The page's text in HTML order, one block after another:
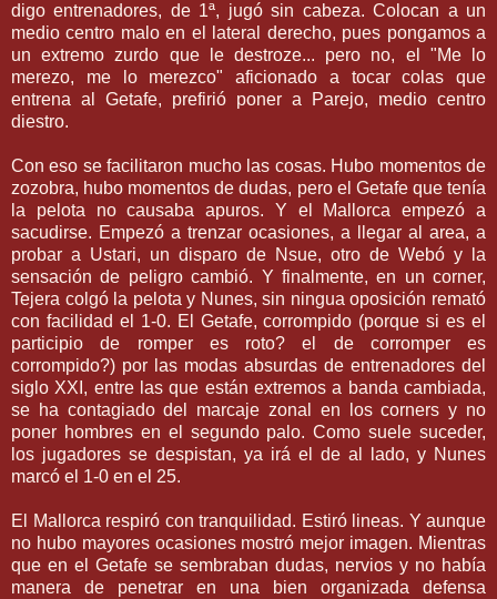
digo entrenadores, de 1ª, jugó sin cabeza. Colocan a un
medio centro malo en el lateral derecho, pues pongamos a
un extremo zurdo que le destroze... pero no, el "Me lo
merezo, me lo merezco" aficionado a tocar colas que
entrena al Getafe, prefirió poner a Parejo, medio centro
diestro.
Con eso se facilitaron mucho las cosas. Hubo momentos de
zozobra, hubo momentos de dudas, pero el Getafe que tenía
la pelota no causaba apuros. Y el Mallorca empezó a
sacudirse. Empezó a trenzar ocasiones, a llegar al area, a
probar a Ustari, un disparo de Nsue, otro de Webó y la
sensación de peligro cambió. Y finalmente, en un corner,
Tejera colgó la pelota y Nunes, sin ningua oposición remató
con facilidad el 1-0. El Getafe, corrompido (porque si es el
participio de romper es roto? el de corromper es
corrompido?) por las modas absurdas de entrenadores del
siglo XXI, entre las que están extremos a banda cambiada,
se ha contagiado del marcaje zonal en los corners y no
poner hombres en el segundo palo. Como suele suceder,
los jugadores se despistan, ya irá el de al lado, y Nunes
marcó el 1-0 en el 25.
El Mallorca respiró con tranquilidad. Estiró lineas. Y aunque
no hubo mayores ocasiones mostró mejor imagen. Mientras
que en el Getafe se sembraban dudas, nervios y no había
manera de penetrar en una bien organizada defensa